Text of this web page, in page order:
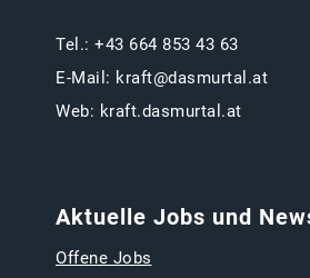
Tel.: +43 664 853 43 63
E-Mail: kraft@dasmurtal.at
Web: kraft.dasmurtal.at
Aktuelle Jobs und
Offene Jobs